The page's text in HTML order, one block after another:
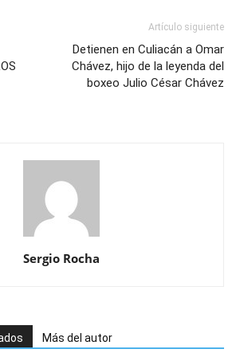
Artículo siguiente
Detienen en Culiacán a Omar
Chávez, hijo de la leyenda del
boxeo Julio César Chávez
Sergio Rocha
Más del autor